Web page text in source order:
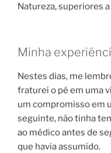
Natureza, superiores
Minha
Nestes dias, me
fraturei o pé em uma
um compromisso em
seguinte, não tinha
ao médico antes de
que havia assumido.